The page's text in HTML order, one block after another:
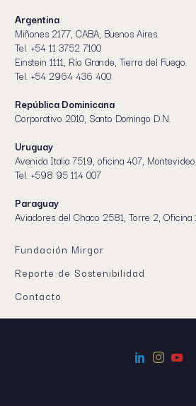
Argentina
Miñones 2177, CABA, Buenos Aires.
Tel. +54 11 3752 7100
Einstein 1111, Río Grande, Tierra del Fuego.
Tel. +54 2964 436 400
República Dominicana
Corporativo 2010, Santo Domingo D.N.
Uruguay
Avenida Italia 7519, oficina 407, Montevideo.
Tel. +598 95 114 007
Paraguay
Aviadores del Chaco 2581, Torre 2, Oficina
Fundación Mirgor
Reporte de Sostenibilidad
Contacto